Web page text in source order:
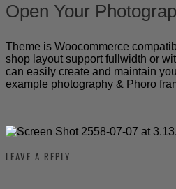
Open Your
Theme is Woocommerce
shop layout support fullwidth or
can easily create and maintain
example photography & Phoro
LEAVE A REPLY